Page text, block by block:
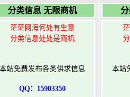
|www.zhaodongshi.com
港
分类信息 无限商机
茫茫网海何处有生意
分类信息处处是商机
本站免费发布各类供求信息
QQ：15903350
本站